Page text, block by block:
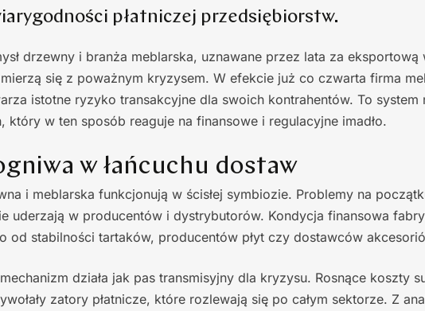
płatniczej przedsiębiorstw.
drzewny i branża meblarska, uznawane przez lata za
się z poważnym kryzysem. W efekcie już co czwarta firma
istotne ryzyko transakcyjne dla swoich kontrahentów. To system
który w ten sposób reaguje na finansowe i regulacyjne imadło.
w łańcuchu dostaw
i meblarska funkcjonują w ścisłej symbiozie. Problemy na
uderzają w producentów i dystrybutorów. Kondycja finansowa
od stabilności tartaków, producentów płyt czy dostawców
działa jak pas transmisyjny dla kryzysu. Rosnące koszty
zatory płatnicze, które rozlewają się po całym sektorze. Z